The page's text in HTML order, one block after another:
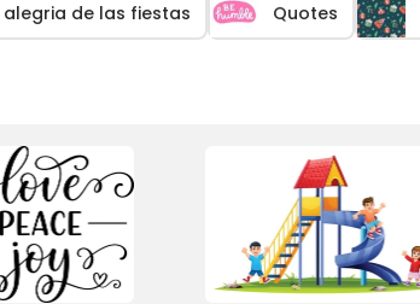
alegria de las fiestas Quotes